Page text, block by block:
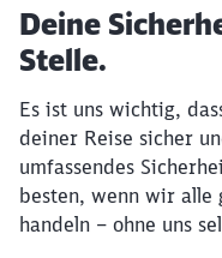
Deine
Stelle.
Es ist uns wichtig,
deiner Reise sicher
umfassendes
besten, wenn wir alle
handeln – ohne uns